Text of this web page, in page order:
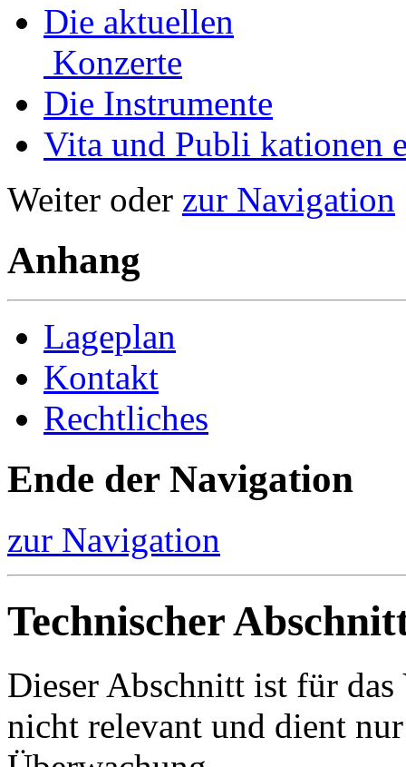
Die aktuellen
Konzerte
Die Instrumente
Vita und Publi­ kationen
Weiter oder zur Navigation
Anhang
Lageplan
Kontakt
Rechtliches
Ende der Navigation
zur Navigation
Technischer
Dieser Abschnitt ist für das
nicht relevant und dient